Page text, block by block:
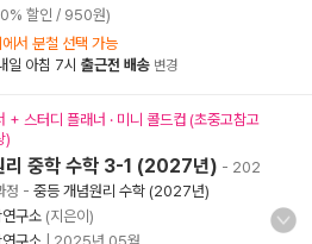
할인 / 950원)
서 분철 선택 가능
일 아침 7시 출근전 배송 변경
+ 스터디 플래너 · 미니 콜드컵 (초중고참고
)
리 중학 수학 3-1 (2027년) - 202
정 - 중등 개념원리 수학 (2027년)
구소 (지은이)